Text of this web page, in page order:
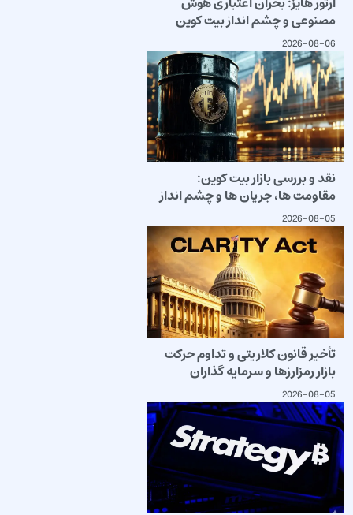
مصنوعی و چشم انداز بیت کوین
2026-08-06
نقد و بررسی بازار بیت کوین:
مقاومت ها، جریان ها و چشم انداز
2026-08-05
تأخیر قانون کلاریتی و تداوم حرکت
بازار رمزارزها و سرمایه گذاران
2026-08-05